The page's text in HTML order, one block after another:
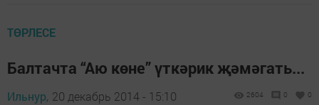
ТӨРЛЕСЕ
Балтачта “Аю көне” үткәрик җәмәгать...
Ильнур, 20 декабрь 2014 - 15:10 2604 0 0